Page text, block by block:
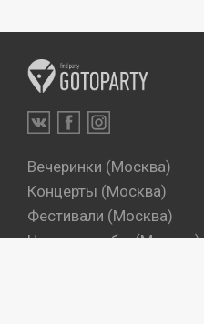
Вечеринки (Москва)
Концерты (Москва)
Фестивали (Москва)
Ночные клубы (Москва)